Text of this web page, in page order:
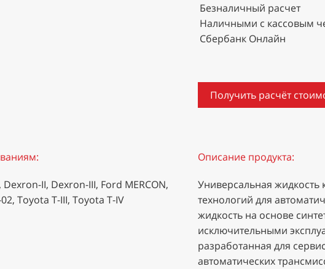
Безналичный расчет
Наличными с кассовым
Сбербанк Онлайн
Получить расчёт
II, Dexron-III, Ford MERCON,
02, Toyota T-III, Toyota T-IV
Описание продукта:
Универсальная жидкость
технологий для
жидкость на основе
исключительными
разработанная для
автоматических